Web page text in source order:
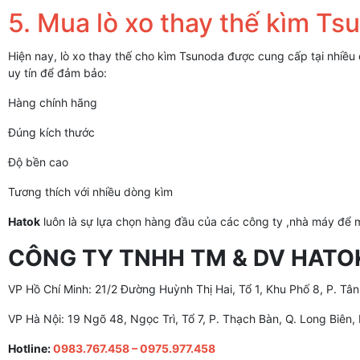
5. Mua lò xo thay thế kìm
Hiện nay, lò xo thay thế cho kìm Tsunoda được cung cấp tại
uy tín để đảm bảo:
Hàng chính hãng
Đúng kích thước
Độ bền cao
Tương thích với nhiều dòng kìm
Hatok luôn là sự lựa chọn hàng đầu của các công ty ,nhà máy để
CÔNG TY TNHH TM & DV
VP Hồ Chí Minh: 21/2 Đường Huỳnh Thị Hai, Tổ 1, Khu Phố 8, P.
VP Hà Nội: 19 Ngõ 48, Ngọc Trì, Tổ 7, P. Thạch Bàn, Q. Long Biên,
Hotline:0983.767.458 – 0975.977.458